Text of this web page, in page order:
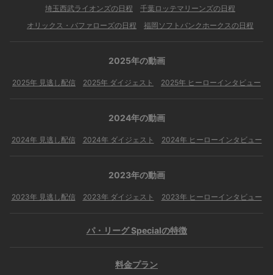
埼玉西武ライオンズの日程
千葉ロッテマリーンズの日程
オリックス・バファローズの日程
福岡ソフトバンクホークスの日程
2025年の動画
2025年 見逃し配信 2025年 ダイジェスト 2025年 ヒーローインタビュー
2024年の動画
2024年 見逃し配信 2024年 ダイジェスト 2024年 ヒーローインタビュー
2023年の動画
2023年 見逃し配信 2023年 ダイジェスト 2023年 ヒーローインタビュー
パ・リーグ Specialの特徴
料金プラン